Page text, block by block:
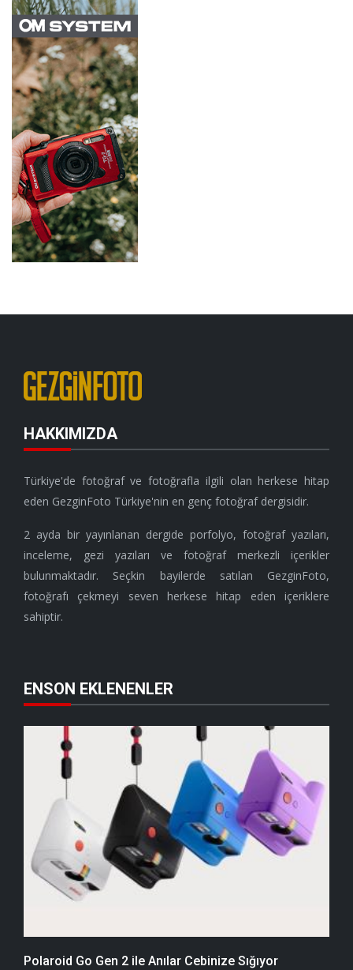
HAKKIMIZDA
Türkiye'de fotoğraf ve fotoğrafla ilgili olan herkese hitap
eden GezginFoto Türkiye'nin en genç fotoğraf dergisidir.
2 ayda bir yayınlanan dergide porfolyo, fotoğraf yazıları,
inceleme, gezi yazıları ve fotoğraf merkezli içerikler
bulunmaktadır. Seçkin bayilerde satılan GezginFoto,
fotoğrafı çekmeyi seven herkese hitap eden içeriklere
sahiptir.
ENSON EKLENENLER
Polaroid Go Gen 2 ile Anılar Cebinize Sığıyor